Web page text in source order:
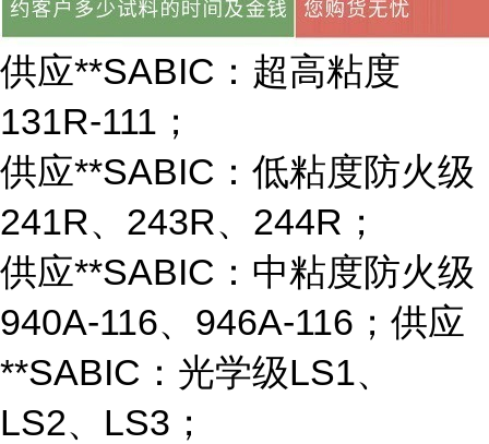
供应**SABIC：超高粘度
131R-111；
供应**SABIC：低粘度防火级
241R、243R、244R；
供应**SABIC：中粘度防火级
940A-116、946A-116；供应
**SABIC：光学级LS1、
LS2、LS3；